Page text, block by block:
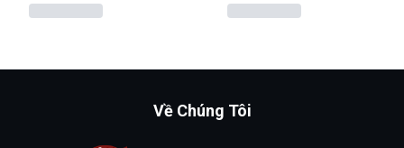
Về Chúng Tôi